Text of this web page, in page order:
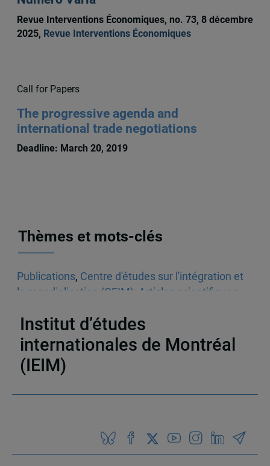
Revue Interventions Économiques, no. 73, 8 décembre
2025, Revue Interventions Économiques
Call for Papers
The progressive agenda and
international trade negotiations
Deadline: March 20, 2019
Thèmes et mots-clés
Publications, Centre d'études sur l'intégration et
la mondialisation (CEIM)
Articles scientifiques
Institut d’études
internationales de Montréal
(IEIM)